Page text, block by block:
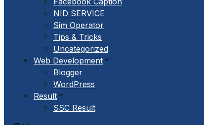
NID SERVICE
Sim Operator
Tips & Tricks
Uncategorized
Web Development
Blogger
WordPress
Result
SSC Result